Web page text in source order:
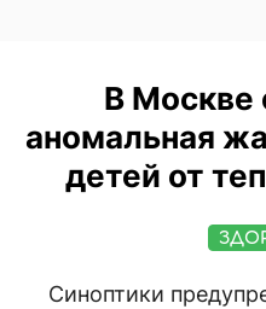
В Москве
аномальная
детей от
Синоптики